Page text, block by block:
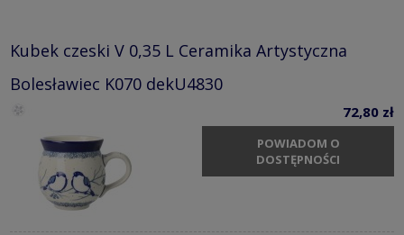
Kubek czeski V 0,35 L Ceramika Artystyczna
Bolesławiec K070 dekU4830
72,80 zł
POWIADOM O
DOSTĘPNOŚCI